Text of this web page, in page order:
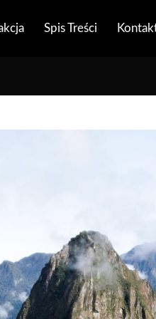
Spis Treści